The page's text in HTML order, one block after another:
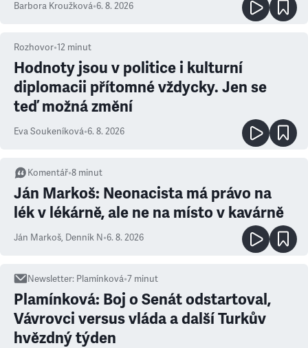
Barbora Kroužková•6. 8. 2026
Rozhovor•12 minut
Hodnoty jsou v politice i kulturní
diplomacii přítomné vždycky. Jen se
teď možná změní
Eva Soukeníková•6. 8. 2026
Komentář•8 minut
Ján Markoš: Neonacista má právo na
lék v lékárně, ale ne na místo v kavárně
Ján Markoš, Denník N•6. 8. 2026
Newsletter: Plamínková•7 minut
Plamínková: Boj o Senát odstartoval,
Vávrovci versus vláda a další Turkův
hvězdný týden